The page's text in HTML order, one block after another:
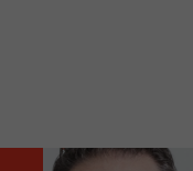
Audio